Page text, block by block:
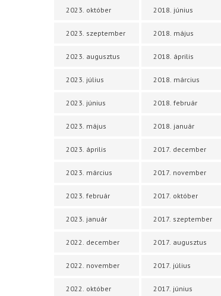
2023. október
2023. szeptember
2023. augusztus
2023. július
2023. június
2023. május
2023. április
2023. március
2023. február
2023. január
2022. december
2022. november
2022. október
2018. június
2018. május
2018. április
2018. március
2018. február
2018. január
2017. december
2017. november
2017. október
2017. szeptember
2017. augusztus
2017. július
2017. június